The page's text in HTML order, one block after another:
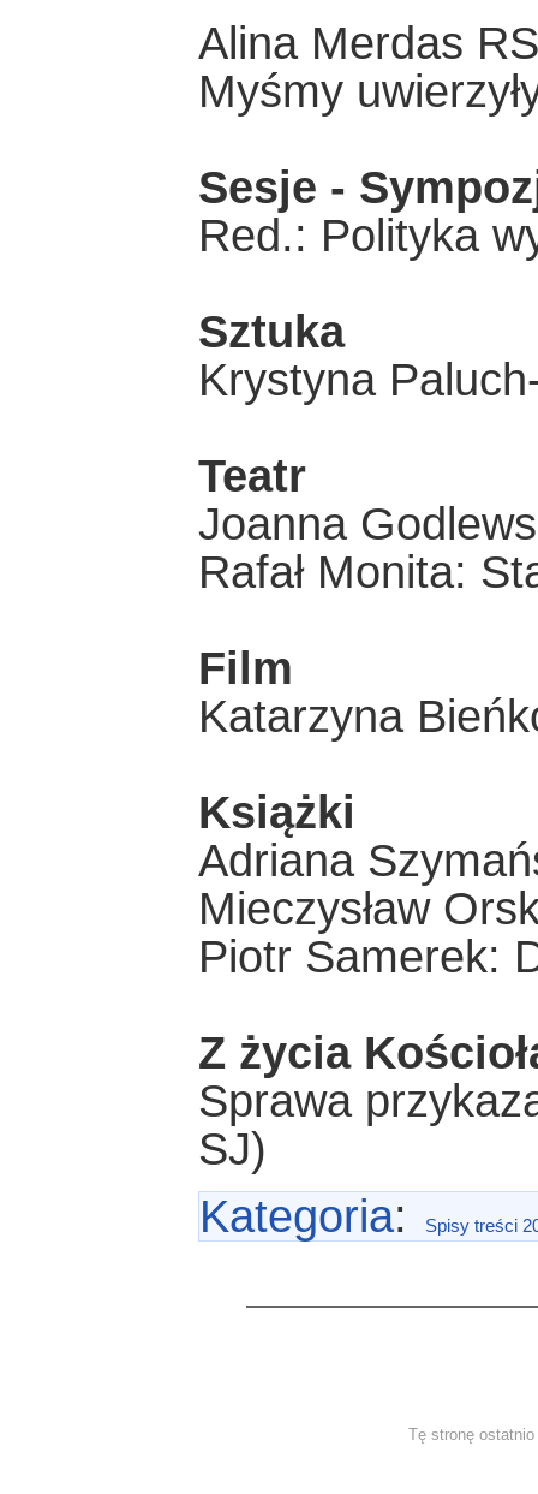
Alina Merdas
Myśmy
Sesje -
Red.: Polityka
Sztuka
Krystyna
Teatr
Joanna
Rafał Monita:
Film
Katarzyna
Książki
Adriana
Mieczysław
Piotr Samerek:
Z życia
Sprawa
SJ)
Kategoria: Spisy treści
Tę stronę